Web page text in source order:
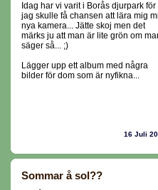
Idag har vi varit i Borås djurpark för
jag skulle få chansen att lära mig
nya kamera... Jätte skoj men det
märks ju att man är lite grön om
säger så... ;)
Lägger upp ett album med några
bilder för dom som är nyfikna...
16 Juli
Sommar å sol??